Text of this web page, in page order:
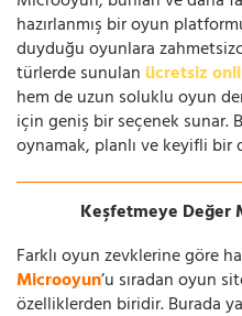
hazırlanmış bir oyun
duyduğu oyunlara
türlerde sunulan ücretsiz
hem de uzun soluklu oyun
için geniş bir seçenek sunar.
oynamak, planlı ve keyifli bir
Keşfetmeye Değer
Farklı oyun zevklerine göre
Microoyun’u sıradan oyun
özelliklerden biridir. Burada